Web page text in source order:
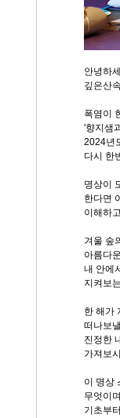
안녕하
깊은산
폭염이
'향지샘
2024년
다시 한
명상이
한다면
이해하
겨울 숲
아름다
내 안에
지켜보
한 해가
떠나보
진정한
가져보
이 명상
무엇이
기초부